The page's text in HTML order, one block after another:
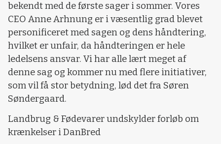
bekendt med de første sager i sommer. Vores
CEO Anne Arhnung er i væsentlig grad blevet
personificeret med sagen og dens håndtering,
hvilket er unfair, da håndteringen er hele
ledelsens ansvar. Vi har alle lært meget af
denne sag og kommer nu med flere initiativer,
som vil få stor betydning, lød det fra Søren
Søndergaard.
Landbrug & Fødevarer undskylder forløb om
krænkelser i DanBred